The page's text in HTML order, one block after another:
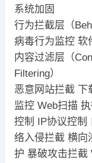
系统加固
行为拦截层（
病毒行为监控 软
内容过滤层（
Filtering）
恶意网站拦截 下
监控 Web扫描
控制 IP协议控制
络入侵拦截 横向
护 暴破攻击拦截